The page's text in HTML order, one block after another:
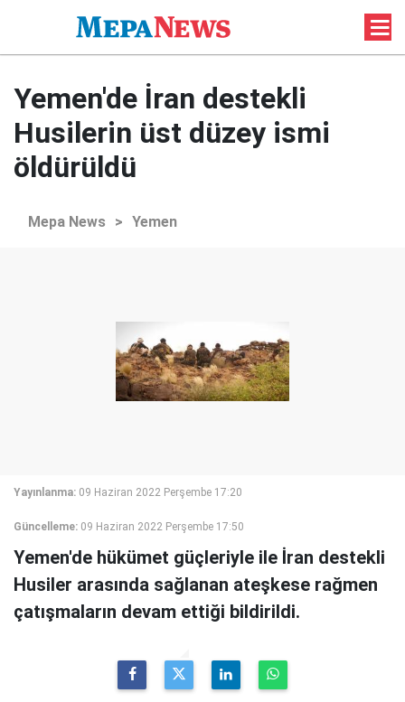
Yemen'de İran destekli
Husilerin üst düzey ismi
öldürüldü
Mepa News > Yemen
Yayınlanma: 09 Haziran 2022 Perşembe 17:20
Güncelleme: 09 Haziran 2022 Perşembe 17:50
Yemen'de hükümet güçleriyle ile İran destekli
Husiler arasında sağlanan ateşkese rağmen
çatışmaların devam ettiği bildirildi.